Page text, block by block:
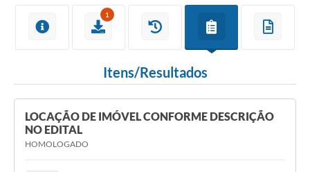
Contato
Serviço de Inspeção Municipal - SIM
Esportes
1
Itens/Resultados
LOCAÇÃO DE IMÓVEL CONFORME DESCRIÇÃO
NO EDITAL
HOMOLOGADO